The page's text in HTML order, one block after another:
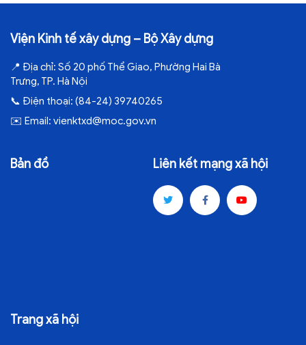
Viện Kinh tế xây dựng – Bộ Xây dựng
📍 Địa chỉ: Số 20 phố Thể Giao, Phường Hai Bà
Trưng, TP. Hà Nội
📞 Điện thoại: (84-24) 39740265
✉️ Email: vienktxd@moc.gov.vn
Bản đồ Liên kết mạng xã hội
Trang xã hội